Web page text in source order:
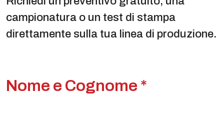
campionatura o un test di stampa
direttamente sulla tua linea di produzione.
Nome e Cognome *